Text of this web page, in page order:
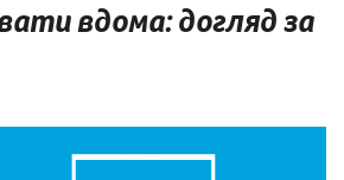
вдома: догляд за